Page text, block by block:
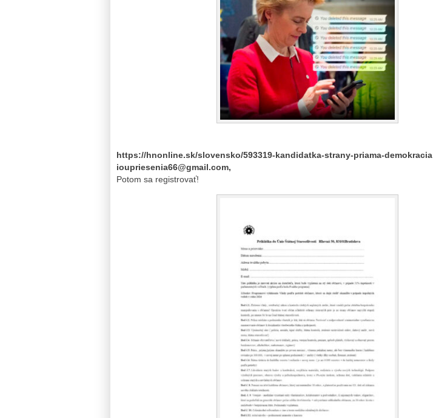
https://hnonline.sk/slovensko/593319-kandidatka-strany-priama-demokracia
ioupriesenia66@gmail.com,
Potom sa registrovať!